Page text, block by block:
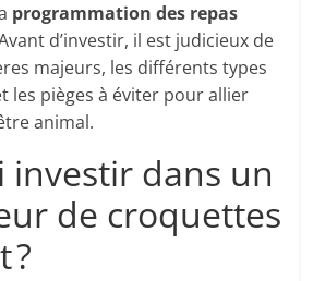
programmation des repas
d’investir, il est judicieux de
majeurs, les différents types
les pièges à éviter pour allier
animal.
investir dans un
de croquettes
?